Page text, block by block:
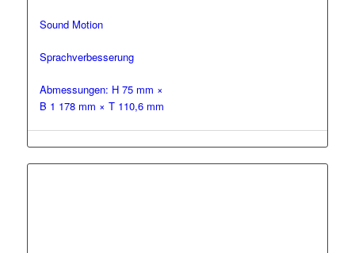
Sound Motion
Sprachverbesserung
Abmessungen: H 75 mm ×
B 1 178 mm × T 110,6 mm